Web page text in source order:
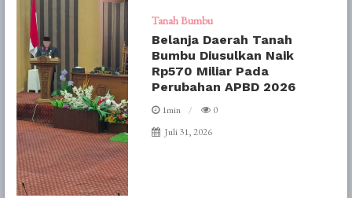
Tanah Bumbu
Belanja Daerah Tanah
Bumbu Diusulkan Naik
Rp570 Miliar Pada
Perubahan APBD 2026
1min
0
Juli 31, 2026